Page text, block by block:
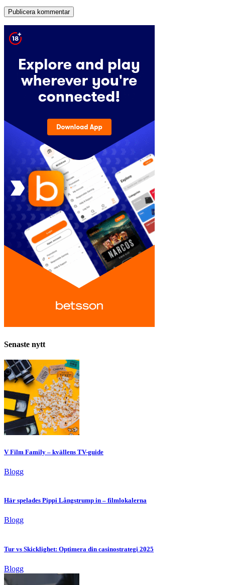
Senaste nytt
V Film Family – kvällens TV-guide
Blogg
Här spelades Pippi Långstrump in – filmlokalerna
Blogg
Tur vs Skicklighet: Optimera din casinostrategi 2025
Blogg